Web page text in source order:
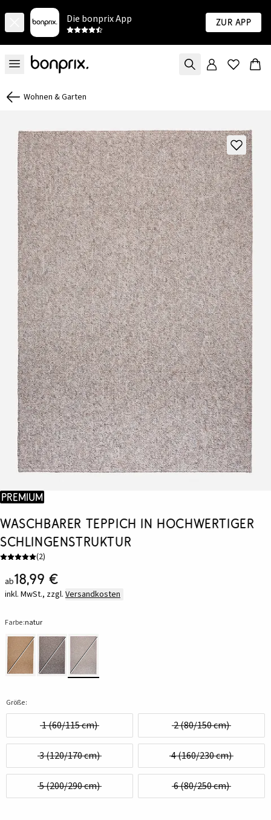
Die bonprix App Zur App
Wohnen & Garten
Premium
Waschbarer Teppich in hochwertiger
Schlingenstruktur
(2)
ab18,99 €
inkl. MwSt., zzgl. Versandkosten
Farbe:natur
Größe:
1 (60/115 cm) 2 (80/150 cm)
3 (120/170 cm) 4 (160/230 cm)
5 (200/290 cm) 6 (80/250 cm)